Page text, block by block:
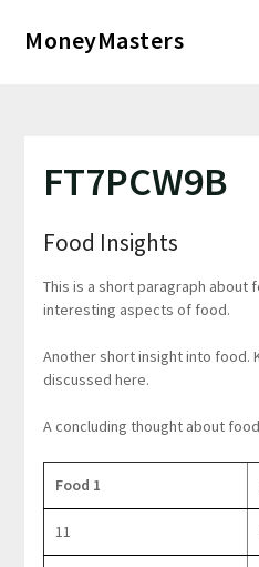
MoneyMasters
FT7PCW9B
Food Insights
This is a short paragraph about
interesting aspects of food.
Another short insight into food.
discussed here.
A concluding thought about
Food 1
11